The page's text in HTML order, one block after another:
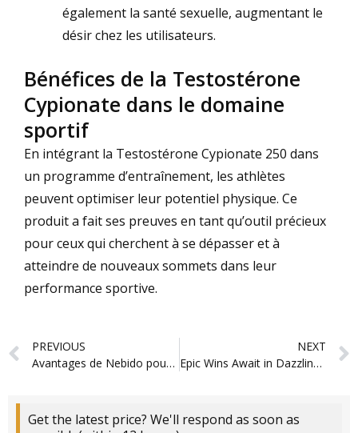
également la santé sexuelle, augmentant le
désir chez les utilisateurs.
Bénéfices de la Testostérone
Cypionate dans le domaine
sportif
En intégrant la Testostérone Cypionate 250 dans
un programme d’entraînement, les athlètes
peuvent optimiser leur potentiel physique. Ce
produit a fait ses preuves en tant qu’outil précieux
pour ceux qui cherchent à se dépasser et à
atteindre de nouveaux sommets dans leur
performance sportive.
Prev
PREVIOUS
Avantages de Nebido pour les Athlètes en Quête de Performance
NEXT
Epic Wins Await in Dazzling Realms of Spin247 Inspired Casinos
Get the latest price? We'll respond as soon as